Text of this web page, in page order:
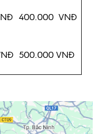
400.000 VNĐ
500.000 VNĐ